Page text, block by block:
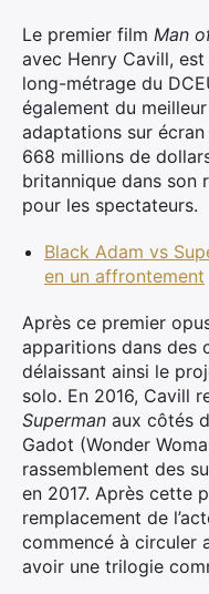
Le premier film Man
avec Henry Cavill,
long-métrage du
également du
adaptations sur
668 millions de
britannique dans son
pour les spectateurs.
Black Adam vs
en un affrontement
Après ce premier
apparitions dans des
délaissant ainsi le
solo. En 2016, Cavill
Superman aux côtés
Gadot (Wonder
rassemblement des
en 2017. Après cette
remplacement de
commencé à circuler
avoir une trilogie